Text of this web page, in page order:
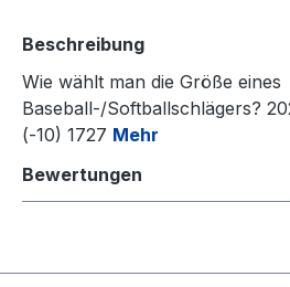
Beschreibung
Wie wählt man die Größe eines
Baseball-/Softballschlägers?
(-10) 1727 Mehr
Bewertungen